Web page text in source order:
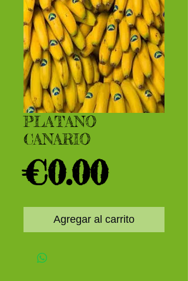
PLATANO
CANARIO
€0.00Precio
Agregar al carrito